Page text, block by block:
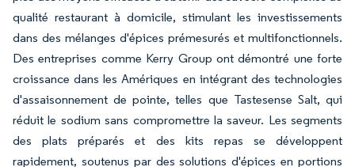
qualité restaurant à domicile, stimulant les investissements
dans des mélanges d'épices prémesurés et multifonctionnels.
Des entreprises comme Kerry Group ont démontré une forte
croissance dans les Amériques en intégrant des technologies
d'assaisonnement de pointe, telles que Tastesense Salt, qui
réduit le sodium sans compromettre la saveur. Les segments
des plats préparés et des kits repas se développent
rapidement, soutenus par des solutions d'épices en portions